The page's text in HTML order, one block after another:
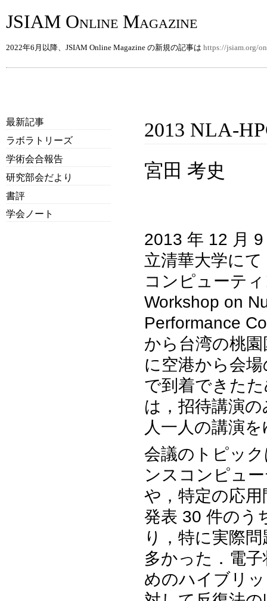
JSIAM Online Magazine
2022年6月以降、JSIAM Online Magazine の新規の記事は https://jsiam.org/
最新記事
ラボラトリーズ
学術会合報告
研究部会だより
書評
学会ノート
2013 NLA-
宮田 考史
2013 年 12 月
立清華大学に
コンピューテ
Workshop on
Performance
から台湾の桃
に空港から会
で到着できた
は，招待講演
人一人の講演
会議のトピッ
ンスコンピュ
や，特定の応
発表 30 件のう
り，特に実際
多かった．電
めのハイブリ